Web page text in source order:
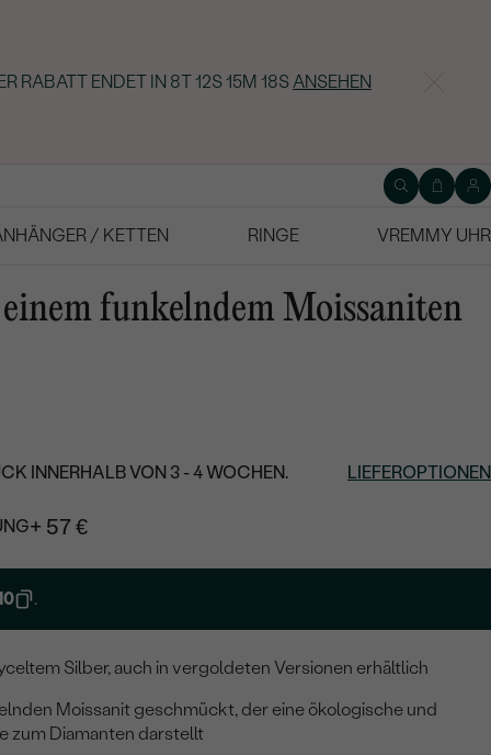
RABATT ENDET IN 8T 12S 15M 17SANSEHEN
/ KETTEN RINGE
VREMMY UHR
funkelndem Moissaniten
INNERHALB VON 3 - 4 WOCHEN. LIEFEROPTIONEN
+ 57 €
.
Silber, auch in vergoldeten Versionen erhältlich
Moissanit geschmückt, der eine ökologische und
zum Diamanten darstellt